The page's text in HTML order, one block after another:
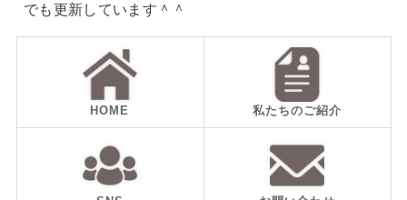
でも更新しています＾＾
HOME 私たちのご紹介